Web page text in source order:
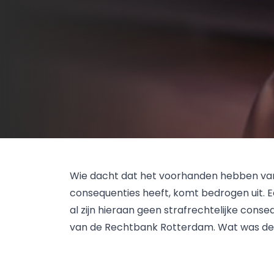
Wie dacht dat het voorhanden hebben
consequenties heeft, komt bedrogen uit.
al zijn hieraan geen strafrechtelijke
van de Rechtbank Rotterdam. Wat was